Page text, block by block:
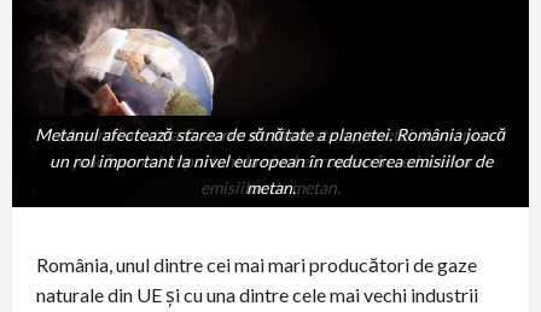
Metanul afectează starea de sănătate a planetei. România
joacă un rol important la nivel european în reducerea
emisiilor de metan.
Metanul afectează starea de sănătate a planetei. România joacă
un rol important la nivel european în reducerea emisiilor de
metan.
România, unul dintre cei mai mari producători de gaze
naturale din UE și cu una dintre cele mai vechi industrii